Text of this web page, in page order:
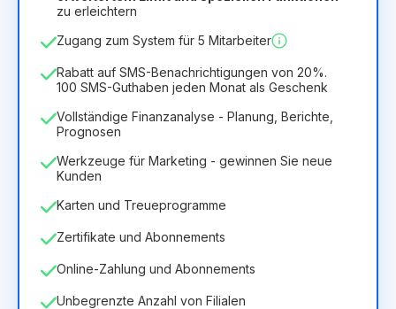
8.99€ 6.29€ /Monat
zu erleichtern
Zugang zum System für 5 Mitarbeiter
Rabatt auf SMS-Benachrichtigungen von 20%.
100 SMS-Guthaben jeden Monat als Geschenk
Vollständige Finanzanalyse - Planung, Berichte,
Prognosen
Werkzeuge für Marketing - gewinnen Sie neue
Kunden
Karten und Treueprogramme
Zertifikate und Abonnements
Online-Zahlung und Abonnements
Unbegrenzte Anzahl von Filialen